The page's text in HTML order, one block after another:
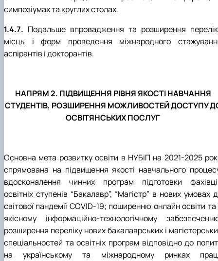
симпозіумах та круглих столах.
1.4.7. Подальше впровадження та розширення
місць і форм проведення міжнародного
аспірантів і докторантів.
НАПРЯМ 2. ПІДВИЩЕННЯ РІВНЯ ЯКОСТІ НАВЧАННЯ
СТУДЕНТІВ, РОЗШИРЕННЯ МОЖЛИВОСТЕЙ ДОСТУПУ
ОСВІТЯНСЬКИХ ПОСЛУГ
Основна мета розвитку освіти в НУБіП на 2021-2025
спрямована на підвищення якості навчального
вдосконалення чинних програм підготовки
освітніх ступенів “Бакалавр”, “Магістр” в нових умовах
світової пандемії COVID-19; поширенню онлайн освіти та
якісному інформаційно-технологічному
розширення переліку нових бакалаврських і
спеціальностей та освітніх програм відповідно до
на українському та міжнародному ринках